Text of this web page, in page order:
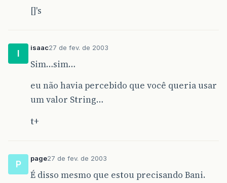
[]'s
I
isaac27 de fev. de 2003
Sim…sim…
eu não havia percebido que você queria usar
um valor String…
t+
P
page27 de fev. de 2003
É disso mesmo que estou precisando Bani.